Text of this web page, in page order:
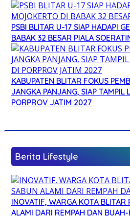
PSBI BLITAR U-17 SIAP HADAPI
BABAK 32 BESAR PIALA
KABUPATEN BLITAR FOKUS
JANGKA PANJANG, SIAP TAMPIL
PORPROV JATIM 2027
Berita Lifestyle
INOVATIF, WARGA KOTA BLITAR
ALAMI DARI REMPAH DAN